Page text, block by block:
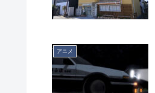
アニメ